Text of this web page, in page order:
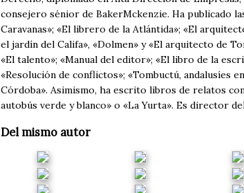
consejero sénior de BakerMckenzie. Ha publicado
Caravanas»; «El librero de la Atlántida»; «El
el jardín del Califa», «Dolmen» y «El arquitecto de
«El talento»; «Manual del editor»; «El libro de la
«Resolución de conflictos»; «Tombuctú, andalusíes
Córdoba». Asimismo, ha escrito libros de relatos
autobús verde y blanco» o «La Yurta». Es director
Del mismo autor